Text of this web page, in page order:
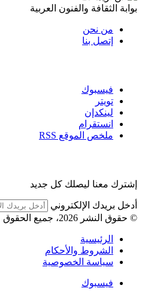
بوابة الثقافة والفنون العربية
من نحن
إتصل بنا
فيسبوك
تويتر
لينكدإن
انستقرام
ملخص الموقع RSS
إشترك معنا ليصلك كل جديد
أدخل بريدك الإلكتروني
© حقوق النشر 2026، جميع الحقوق محفوظة. |
الرئيسية
الشروط والأحكام
سياسة الخصوصية
فيسبوك